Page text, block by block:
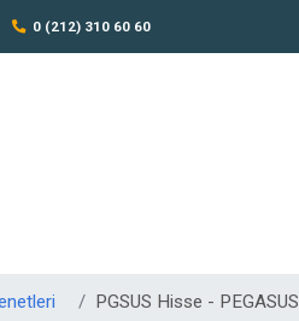
0 (212) 310 60 60
PGSUS Hisse - PEGASUS